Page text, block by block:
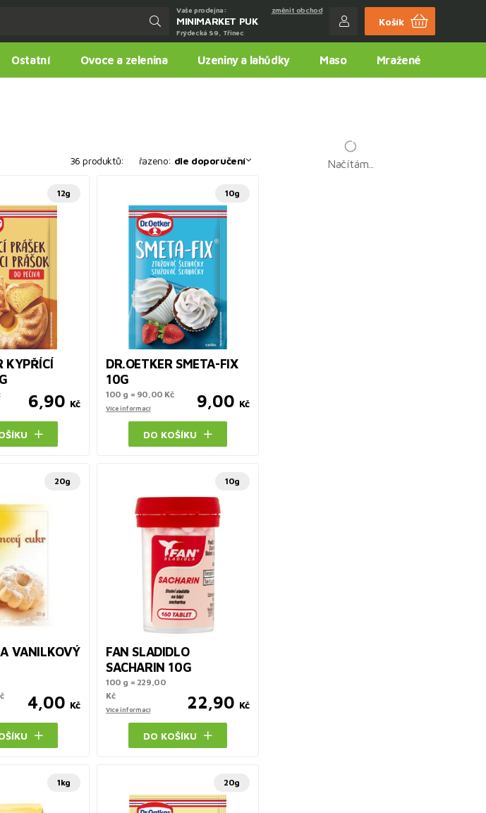
Vaše prodejna: změnit obchod
MINIMARKET PUK
Frýdecká 59, Třinec
Košík
Ostatní Ovoce a zelenina Uzeniny a lahůdky Maso Mražené
36 produktů: řazeno: dle doporučení
12g
KYPŘÍCÍ
6,90 Kč
10g
DR.OETKER SMETA-FIX
10G
100 g = 90,00 Kč
Více informací 9,00 Kč
DO KOŠÍKU
20g
VANILKOVÝ
4,00 Kč
10g
FAN SLADIDLO
SACHARIN 10G
100 g = 229,00
Kč
Více informací 22,90 Kč
DO KOŠÍKU
1kg 20g
Načítám...